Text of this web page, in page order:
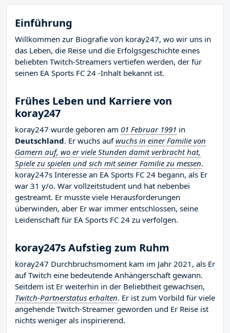
Einführung
Willkommen zur Biografie von koray247, wo wir uns in
das Leben, die Reise und die Erfolgsgeschichte eines
beliebten Twitch-Streamers vertiefen werden, der für
seinen EA Sports FC 24 -Inhalt bekannt ist.
Frühes Leben und Karriere von
koray247
koray247 wurde geboren am 01 Februar 1991 in
Deutschland. Er wuchs aufwuchs in einer Familie von
Gamern auf, wo er viele Stunden damit verbracht hat,
Spiele zu spielen und sich mit seiner Familie zu messen.
koray247s Interesse an EA Sports FC 24 begann, als Er
war 31 y/o. War vollzeitstudent und hat nebenbei
gestreamt. Er musste viele Herausforderungen
überwinden, aber Er war immer entschlossen, seine
Leidenschaft für EA Sports FC 24 zu verfolgen.
koray247s Aufstieg zum Ruhm
koray247 Durchbruchsmoment kam im Jahr 2021, als Er
auf Twitch eine bedeutende Anhängerschaft gewann.
Seitdem ist Er weiterhin in der Beliebtheit gewachsen,
Twitch-Partnerstatus erhalten. Er ist zum Vorbild für viele
angehende Twitch-Streamer geworden und Er Reise ist
nichts weniger als inspirierend.